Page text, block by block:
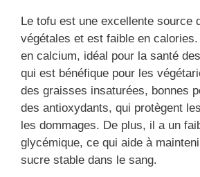
Le tofu est une excellente source
végétales et est faible en
en calcium, idéal pour la santé
qui est bénéfique pour les
des graisses insaturées, bonnes
des antioxydants, qui protègent
les dommages. De plus, il a un
glycémique, ce qui aide à
sucre stable dans le sang.